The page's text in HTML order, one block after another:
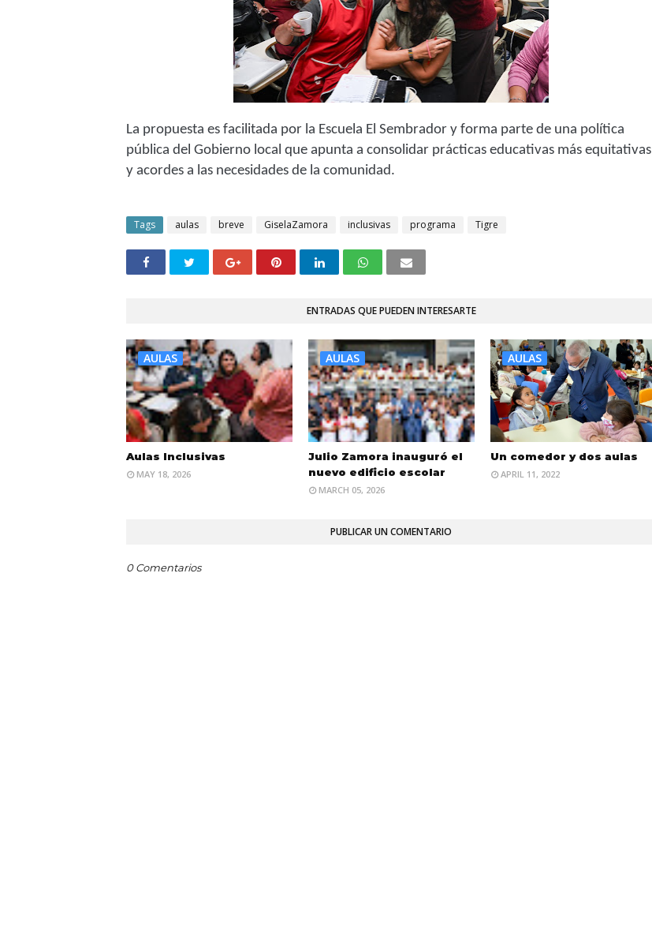
La propuesta es facilitada por la Escuela El Sembrador y forma parte de una política
pública del Gobierno local que apunta a consolidar prácticas educativas más equitativas
y acordes a las necesidades de la comunidad.
Tags aulas breve GiselaZamora inclusivas programa Tigre
ENTRADAS QUE PUEDEN INTERESARTE
AULAS
Aulas Inclusivas
MAY 18, 2026
AULAS
Julio Zamora inauguró el
nuevo edificio escolar
MARCH 05, 2026
AULAS
Un comedor y dos aulas
APRIL 11, 2022
PUBLICAR UN COMENTARIO
0 Comentarios